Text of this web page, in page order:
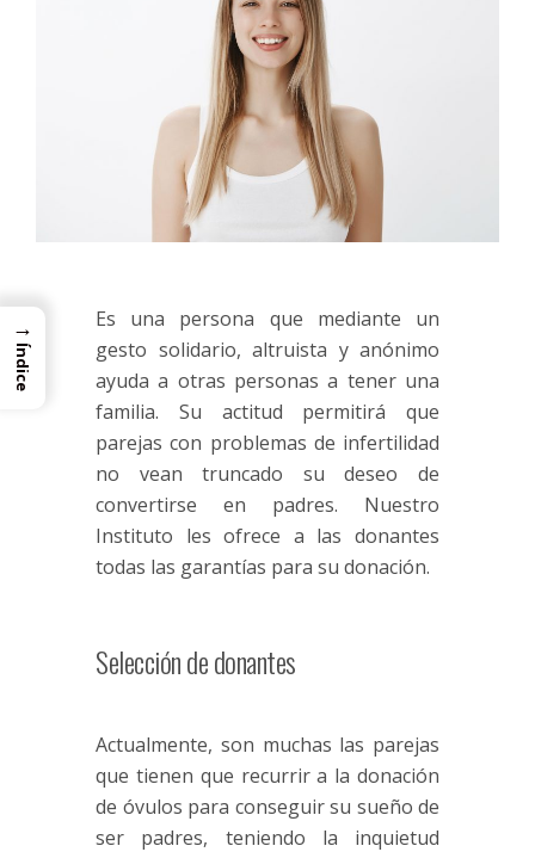
Es una persona que mediante un
gesto solidario, altruista y anónimo
ayuda a otras personas a tener una
familia. Su actitud permitirá que
parejas con problemas de infertilidad
no vean truncado su deseo de
convertirse en padres. Nuestro
Instituto les ofrece a las donantes
todas las garantías para su donación.
Selección de donantes
Actualmente, son muchas las parejas
que tienen que recurrir a la donación
de óvulos para conseguir su sueño de
ser padres, teniendo la inquietud
→
Índice